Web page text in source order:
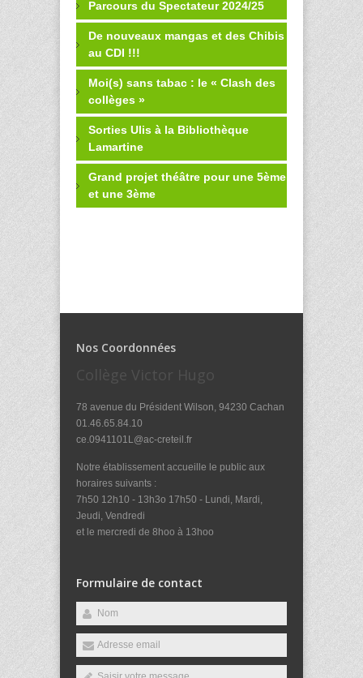
Parcours du Spectateur 2024/25
De nouveaux mangas et des Chibis
au CDI !!!
Moi(s) sans tabac : le « Clash des
collèges »
Sorties Ulis à la Bibliothèque
Lamartine
Grand projet théâtre pour une 5ème
et une 3ème
Nos Coordonnées
Collège Victor Hugo
78 avenue du Président Wilson, 94230 Cachan
01.46.65.84.10
ce.0941101L@ac-creteil.fr
Notre établissement accueille le public aux
horaires suivants :
7h50 12h10 - 13h3o 17h50 - Lundi, Mardi,
Jeudi, Vendredi
et le mercredi de 8hoo à 13hoo
Formulaire de contact